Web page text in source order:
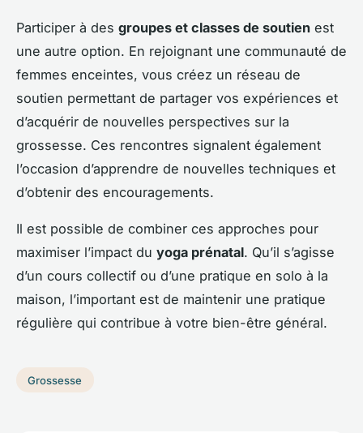
Participer à des groupes et classes de soutien est
une autre option. En rejoignant une communauté de
femmes enceintes, vous créez un réseau de
soutien permettant de partager vos expériences et
d’acquérir de nouvelles perspectives sur la
grossesse. Ces rencontres signalent également
l’occasion d’apprendre de nouvelles techniques et
d’obtenir des encouragements.
Il est possible de combiner ces approches pour
maximiser l’impact du yoga prénatal. Qu’il s’agisse
d’un cours collectif ou d’une pratique en solo à la
maison, l’important est de maintenir une pratique
régulière qui contribue à votre bien-être général.
Grossesse